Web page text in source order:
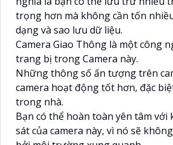
trọng hơn mà không cần tốn
dạng và sao lưu dữ liệu.
Camera Giao Thông là một công
trang bị trong Camera này.
Những thông số ấn tượng trên
camera hoạt động tốt hơn, đặc
trong nhà.
Bạn có thể hoàn toàn yên tâm với
sát của camera này, vì nó sẽ